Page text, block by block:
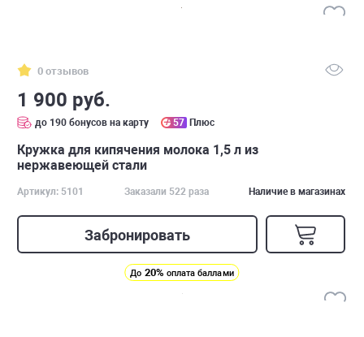
0 отзывов
1 900 руб.
до 190 бонусов на карту 57 Плюс
Кружка для кипячения молока 1,5 л из
нержавеющей стали
Артикул: 5101 Заказали 522 раза Наличие в магазинах
Забронировать
До 20% оплата баллами